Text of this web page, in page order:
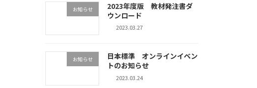
お知らせ
2023年度版 教材発注書ダ
ウンロード
2023.03.27
お知らせ
日本標準 オンラインイベン
トのお知らせ
2023.03.24